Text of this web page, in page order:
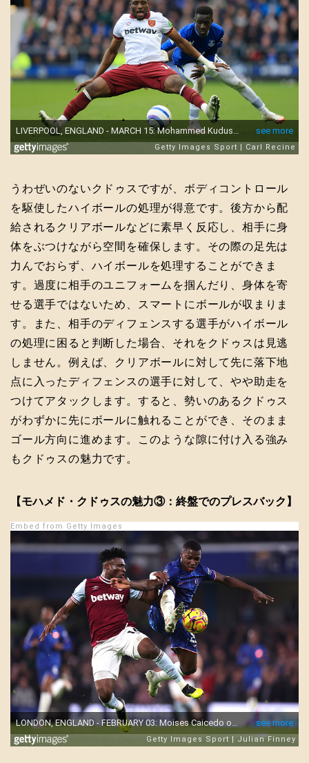
うわぜいのないクドゥスですが、ボディコントロール
を駆使したハイボールの処理が得意です。後方から配
給されるクリアボールなどに素早く反応し、相手に身
体をぶつけながら空間を確保します。その際の足先は
力んでおらず、ハイボールを処理することができま
す。過度に相手のユニフォームを掴んだり、身体を寄
せる選手ではないため、スマートにボールが収まりま
す。また、相手のディフェンスする選手がハイボール
の処理に困ると判断した場合、それをクドゥスは見逃
しません。例えば、クリアボールに対して先に落下地
点に入ったディフェンスの選手に対して、やや助走を
つけてアタックします。すると、勢いのあるクドゥス
がわずかに先にボールに触れることができ、そのまま
ゴール方向に進めます。このような隙に付け入る強み
もクドゥスの魅力です。
【モハメド・クドゥスの魅力③：終盤でのプレスバック】
Embed from Getty Images